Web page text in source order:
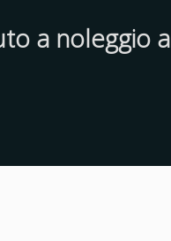
a noleggio a